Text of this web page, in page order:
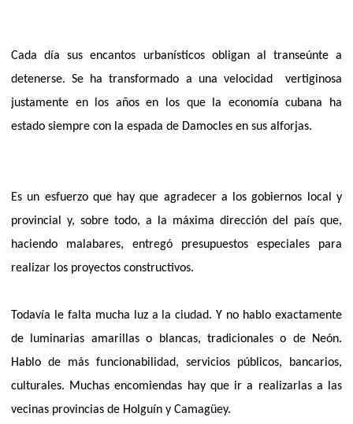
Cada día sus encantos urbanísticos obligan al transeúnte a
detenerse. Se ha transformado a una velocidad
vertiginosa
justamente en los años en los que la economía cubana ha
estado siempre con la espada de Damocles en sus alforjas.
Es un esfuerzo que hay que agradecer a los gobiernos local y
provincial y, sobre todo, a la máxima dirección del país que,
haciendo malabares, entregó presupuestos especiales para
realizar los proyectos constructivos.
Todavía le falta mucha luz a la ciudad. Y no hablo exactamente
de luminarias amarillas o blancas, tradicionales o de Neón.
Hablo de más funcionabilidad, servicios públicos, bancarios,
culturales. Muchas encomiendas hay que ir a realizarlas a las
vecinas provincias de Holguín y Camagüey.